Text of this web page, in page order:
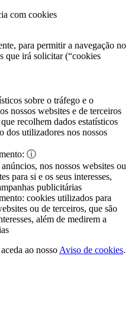
com cookies
para permitir a navegação no
que irá solicitar (“cookies
sobre o tráfego e o
nossos websites e de terceiros
recolhem dados estatísticos
dos utilizadores nos nossos
ⓘ
nos nossos websites ou
para si e os seus interesses,
publicitárias
cookies utilizados para
ou de terceiros, que são
além de medirem a
ao nosso Aviso de cookies.